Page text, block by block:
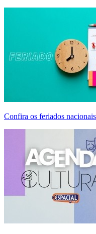
Confira os feriados